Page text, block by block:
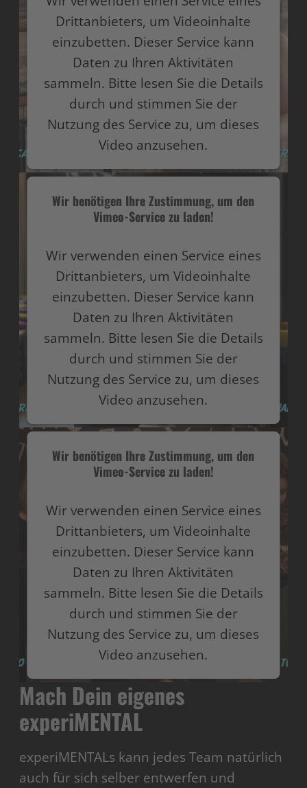
Drittanbieters, um Videoinhalte
einzubetten. Dieser Service kann
Daten zu Ihren Aktivitäten
sammeln. Bitte lesen Sie die Details
durch und stimmen Sie der
Nutzung des Service zu, um dieses
Video anzusehen.
Akzeptieren
Platform
Wir benötigen Ihre Zustimmung, um den
Vimeo-Service zu laden!
Wir verwenden einen Service eines
Drittanbieters, um Videoinhalte
einzubetten. Dieser Service kann
Daten zu Ihren Aktivitäten
sammeln. Bitte lesen Sie die Details
durch und stimmen Sie der
Nutzung des Service zu, um dieses
Video anzusehen.
Akzeptieren
Platform
Wir benötigen Ihre Zustimmung, um den
Vimeo-Service zu laden!
Wir verwenden einen Service eines
Drittanbieters, um Videoinhalte
einzubetten. Dieser Service kann
Daten zu Ihren Aktivitäten
sammeln. Bitte lesen Sie die Details
durch und stimmen Sie der
Nutzung des Service zu, um dieses
Video anzusehen.
Mehr Informationen
Akzeptieren
powered by Usercentrics Consent Management
Platform
Mach Dein eigenes
experiMENTAL
experiMENTALs kann jedes Team natürlich
auch für sich selber entwerfen und